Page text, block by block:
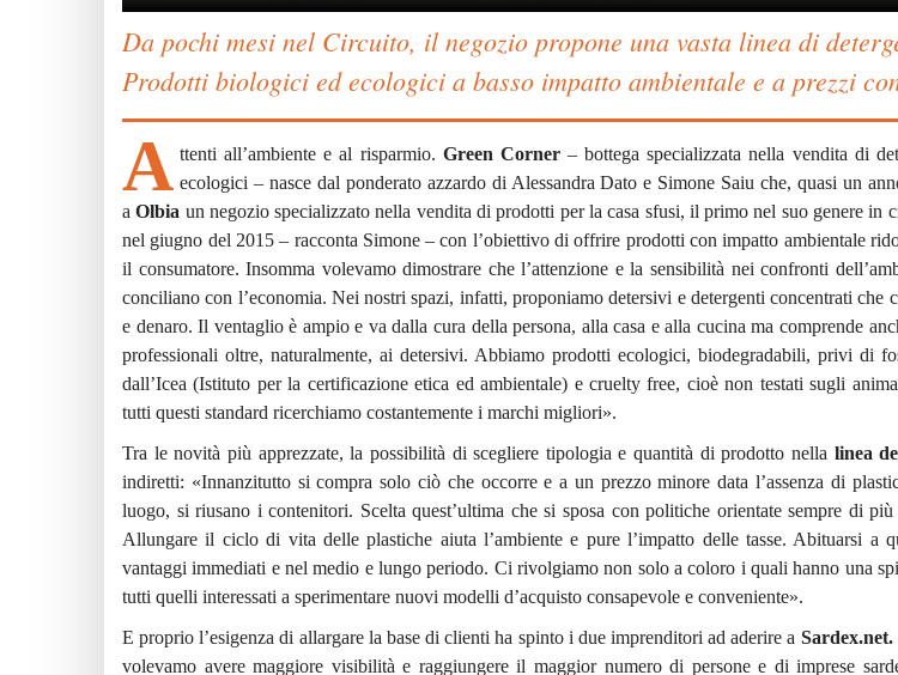
Da pochi mesi nel Circuito, il negozio propone una vasta linea di
Prodotti biologici ed ecologici a basso impatto ambientale e a prezzi
A ttenti all’ambiente e al risparmio. Green Corner– bottega specializzata nella vendita di
ecologici – nasce dal ponderato azzardo di Alessandra Dato e Simone Saiu che, quasi un
a Olbia un negozio specializzato nella vendita di prodotti per la casa sfusi, il primo nel suo genere in
nel giugno del 2015 – racconta Simone – con l’obiettivo di offrire prodotti con impatto ambientale
il consumatore. Insomma volevamo dimostrare che l’attenzione e la sensibilità nei confronti
conciliano con l’economia. Nei nostri spazi, infatti, proponiamo detersivi e detergenti concentrati che
e denaro. Il ventaglio è ampio e va dalla cura della persona, alla casa e alla cucina ma comprende
professionali oltre, naturalmente, ai detersivi. Abbiamo prodotti ecologici, biodegradabili, privi di
dall’Icea (Istituto per la certificazione etica ed ambientale) e cruelty free, cioè non testati sugli
tutti questi standard ricerchiamo costantemente i marchi migliori».
Tra le novità più apprezzate, la possibilità di scegliere tipologia e quantità di prodotto nella linea
indiretti: «Innanzitutto si compra solo ciò che occorre e a un prezzo minore data l’assenza di
luogo, si riusano i contenitori. Scelta quest’ultima che si sposa con politiche orientate sempre di
Allungare il ciclo di vita delle plastiche aiuta l’ambiente e pure l’impatto delle tasse. Abituarsi a
vantaggi immediati e nel medio e lungo periodo. Ci rivolgiamo non solo a coloro i quali hanno una
tutti quelli interessati a sperimentare nuovi modelli d’acquisto consapevole e conveniente».
E proprio l’esigenza di allargare la base di clienti ha spinto i due imprenditori ad aderire a Sardex.net.
volevamo avere maggiore visibilità e raggiungere il maggior numero di persone e di imprese